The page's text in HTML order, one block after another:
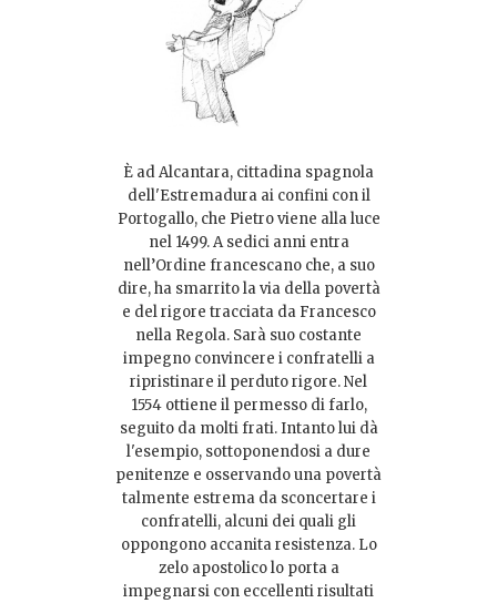
È ad Alcantara, cittadina spagnola
dell'Estremadura ai confini con il
Portogallo, che Pietro viene alla luce
nel 1499. A sedici anni entra
nell’Ordine francescano che, a suo
dire, ha smarrito la via della povertà
e del rigore tracciata da Francesco
nella Regola. Sarà suo costante
impegno convincere i confratelli a
ripristinare il perduto rigore. Nel
1554 ottiene il permesso di farlo,
seguito da molti frati. Intanto lui dà
l'esempio, sottoponendosi a dure
penitenze e osservando una povertà
talmente estrema da sconcertare i
confratelli, alcuni dei quali gli
oppongono accanita resistenza. Lo
zelo apostolico lo porta a
impegnarsi con eccellenti risultati